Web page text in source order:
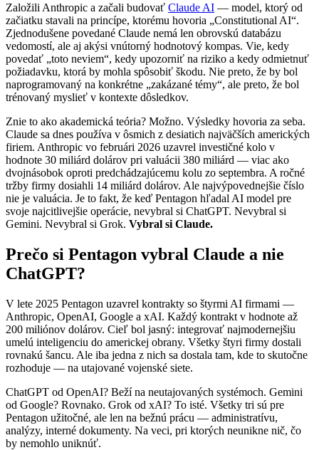
Založili Anthropic a začali budovať Claude AI — model, ktorý od
začiatku stavali na princípe, ktorému hovoria „Constitutional AI“.
Zjednodušene povedané Claude nemá len obrovskú databázu
vedomostí, ale aj akýsi vnútorný hodnotový kompas. Vie, kedy
povedať „toto neviem“, kedy upozorniť na riziko a kedy odmietnuť
požiadavku, ktorá by mohla spôsobiť škodu. Nie preto, že by bol
naprogramovaný na konkrétne „zakázané témy“, ale preto, že bol
trénovaný myslieť v kontexte dôsledkov.
Znie to ako akademická teória? Možno. Výsledky hovoria za seba.
Claude sa dnes používa v ôsmich z desiatich najväčších amerických
firiem. Anthropic vo februári 2026 uzavrel investičné kolo v
hodnote 30 miliárd dolárov pri valuácii 380 miliárd — viac ako
dvojnásobok oproti predchádzajúcemu kolu zo septembra. A ročné
tržby firmy dosiahli 14 miliárd dolárov. Ale najvýpovednejšie číslo
nie je valuácia. Je to fakt, že keď Pentagon hľadal AI model pre
svoje najcitlivejšie operácie, nevybral si ChatGPT. Nevybral si
Gemini. Nevybral si Grok. Vybral si Claude.
Prečo si Pentagon vybral Claude a nie
ChatGPT?
V lete 2025 Pentagon uzavrel kontrakty so štyrmi AI firmami —
Anthropic, OpenAI, Google a xAI. Každý kontrakt v hodnote až
200 miliónov dolárov. Cieľ bol jasný: integrovať najmodernejšiu
umelú inteligenciu do americkej obrany. Všetky štyri firmy dostali
rovnakú šancu. Ale iba jedna z nich sa dostala tam, kde to skutočne
rozhoduje — na utajované vojenské siete.
ChatGPT od OpenAI? Beží na neutajovaných systémoch. Gemini
od Google? Rovnako. Grok od xAI? To isté. Všetky tri sú pre
Pentagon užitočné, ale len na bežnú prácu — administratívu,
analýzy, interné dokumenty. Na veci, pri ktorých neunikne nič, čo
by nemohlo uniknúť.